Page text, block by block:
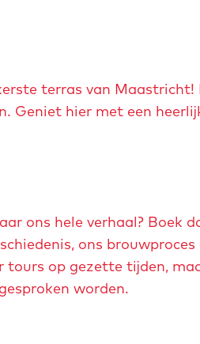
terras van
Geniet hier met een
ons hele verhaal? Boek
ons brouwproces
tours op gezette tijden,
worden.